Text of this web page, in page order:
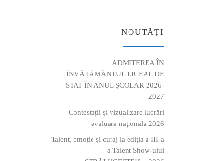
NOUTĂȚI
ADMITEREA ÎN
ÎNVĂȚĂMÂNTUL LICEAL DE
STAT ÎN ANUL ȘCOLAR 2026-
2027
Contestații și vizualizare lucrări
evaluare naționala 2026
Talent, emoție și curaj la ediția a III-a
a Talent Show-ului